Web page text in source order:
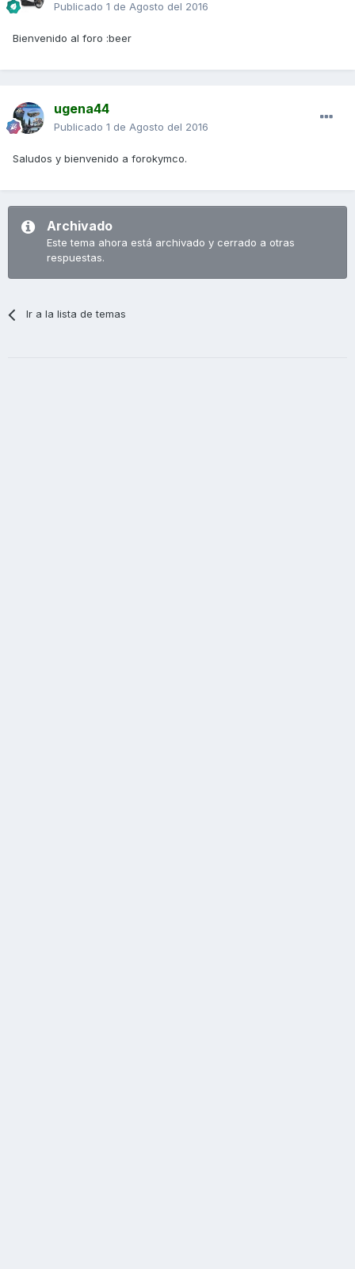
Publicado 1 de Agosto del 2016
Bienvenido al foro :beer
ugena44
Publicado 1 de Agosto del 2016
Saludos y bienvenido a forokymco.
Archivado
Este tema ahora está archivado y cerrado a otras
respuestas.
Ir a la lista de temas